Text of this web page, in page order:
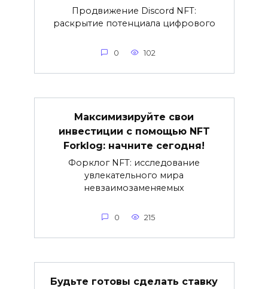
Продвижение Discord NFT:
раскрытие потенциала цифрового
0 102
Максимизируйте свои
инвестиции с помощью NFT
Forklog: начните сегодня!
Форклог NFT: исследование
увлекательного мира
невзаимозаменяемых
0 215
Будьте готовы сделать ставку